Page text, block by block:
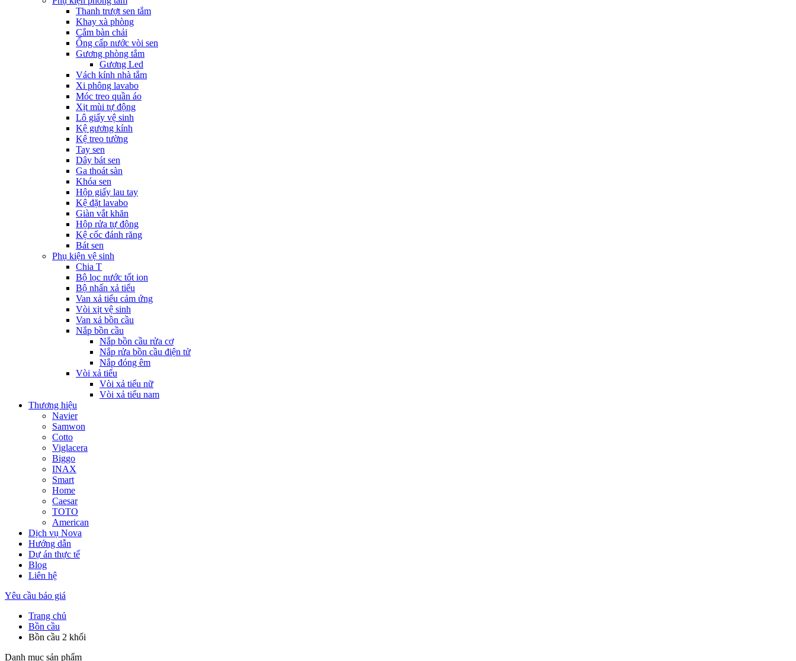
Thanh trượt sen tắm
Khay xà phòng
Cắm bàn chải
Ống cấp nước vòi sen
Gương phòng tắm
Gương Led
Vách kính nhà tắm
Xi phông lavabo
Móc treo quần áo
Xịt mùi tự động
Lô giấy vệ sinh
Kệ gương kính
Kệ treo tường
Tay sen
Dây bát sen
Ga thoát sàn
Khóa sen
Hộp giấy lau tay
Kệ đặt lavabo
Giàn vắt khăn
Hộp rửa tự động
Kệ cốc đánh răng
Bát sen
Phụ kiện vệ sinh
Chia T
Bộ lọc nước tốt ion
Bộ nhấn xả tiểu
Van xả tiểu cảm ứng
Vòi xịt vệ sinh
Van xả bồn cầu
Nắp bồn cầu
Nắp bồn cầu rửa cơ
Nắp rửa bồn cầu điện tử
Nắp đóng êm
Vòi xả tiểu
Vòi xả tiểu nữ
Vòi xả tiểu nam
Thương hiệu
Navier
Samwon
Cotto
Viglacera
Biggo
INAX
Smart
Home
Caesar
TOTO
American
Dịch vụ Nova
Hướng dẫn
Dự án thực tế
Blog
Liên hệ
Yêu cầu báo giá
Trang chủ
Bồn cầu
Bồn cầu 2 khối
Danh mục sản phẩm